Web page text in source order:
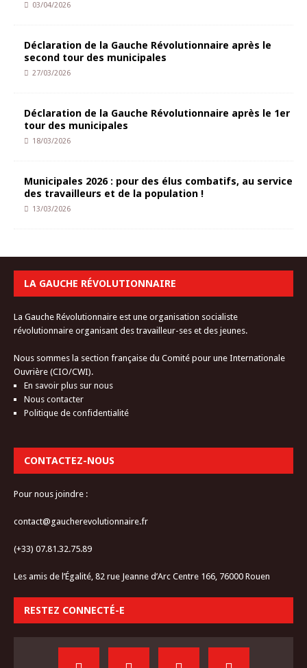
03/04/2026
Déclaration de la Gauche Révolutionnaire après le
second tour des municipales
27/03/2026
Déclaration de la Gauche Révolutionnaire après le 1er
tour des municipales
18/03/2026
Municipales 2026 : pour des élus combatifs, au service
des travailleurs et de la population !
13/03/2026
LA GAUCHE RÉVOLUTIONNAIRE
La Gauche Révolutionnaire est une organisation socialiste
révolutionnaire organisant des travailleur-ses et des jeunes.
Nous sommes la section française du Comité pour une Internationale
Ouvrière (CIO/CWI).
En savoir plus sur nous
Nous contacter
Politique de confidentialité
CONTACTEZ-NOUS
Pour nous joindre :
contact@gaucherevolutionnaire.fr
(+33) 07.81.32.75.89
Les amis de l’Égalité, 82 rue Jeanne d’Arc Centre 166, 76000 Rouen
RESTEZ CONNECTÉ-E